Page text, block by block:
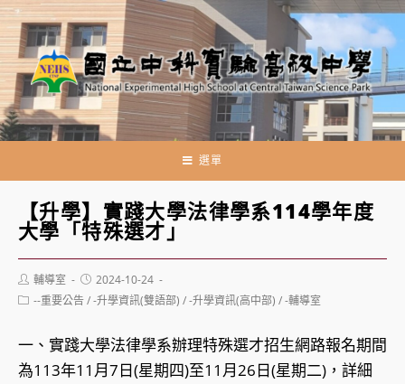
跳
轉
至
主
要
內
選單
【升學】實踐大學法律學系114學年度
大學「特殊選才」
Post
author:
輔導室
Post
published:
2024-10-24
Post--重要公告/-升學資訊(雙語部) /-升學資訊(高中部) /-輔導室
一、實踐大學法律學系辦理特殊選才招生網路報名期間
為113年11月7日(星期四)至11月26日(星期二)，詳細